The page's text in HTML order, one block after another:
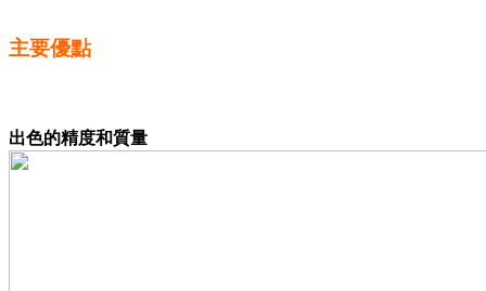
主要優點
出色的精度和質量